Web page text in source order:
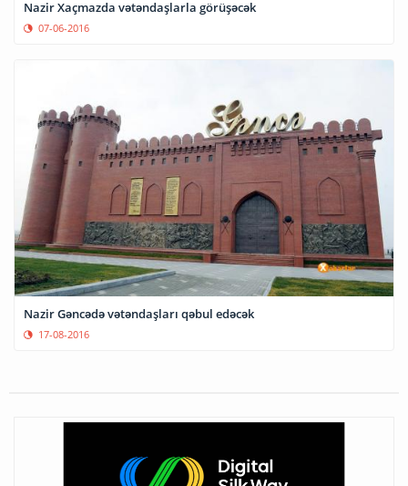
Nazir Xaçmazda vətəndaşlarla görüşəcək
07-06-2016
Nazir Gəncədə vətəndaşları qəbul edəcək
17-08-2016